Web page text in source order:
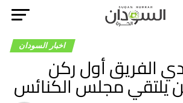
اخبار السودان
الفريق أول ركن
يلتقي مجلس الكنائس